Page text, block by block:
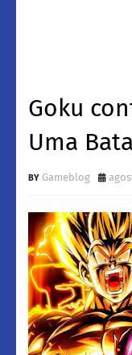
Goku
Uma
Gameblog